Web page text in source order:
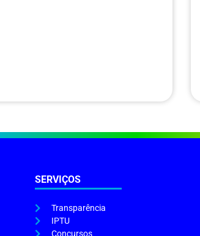
SERVIÇOS
Transparência
IPTU
Concursos